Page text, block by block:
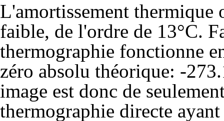
L'amortissement thermique
faible, de l'ordre de 13°C.
thermographie fonctionne
zéro absolu théorique: -
image est donc de
thermographie directe